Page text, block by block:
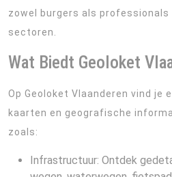
zowel burgers als professionals
sectoren.
Wat Biedt Geoloket
Op Geoloket Vlaanderen vind je
kaarten en geografische
zoals:
Infrastructuur: Ontdek